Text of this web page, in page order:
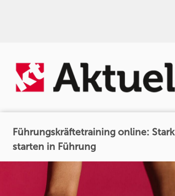
Führungskräftetraining online: Stark
starten in Führung